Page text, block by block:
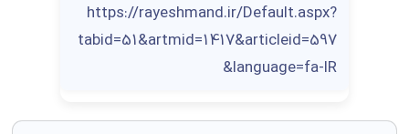
https://rayeshmand.ir/Default.aspx?
tabid=51&artmid=1417&articleid=597
&language=fa-IR